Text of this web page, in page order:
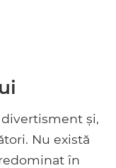
și,
Nu există
în